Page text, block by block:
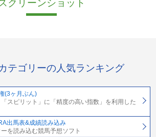
クリーンショット
テゴリーの人気ランキング
(3ヶ月ぶん)
スピリット」に「精度の高い指数」を利用した
出馬表&成績読み込み
を読み込む競馬予想ソフト